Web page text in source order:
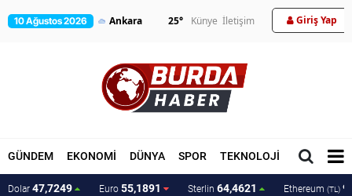
10 Ağustos 2026 25° Künye İletişim Giriş Yap
GÜNDEM EKONOMİ DÜNYA SPOR TEKNOLOJİ MAGAZİN
Dolar 47,7249 Euro 55,1891 Sterlin 64,4621 Ethereum (TL)